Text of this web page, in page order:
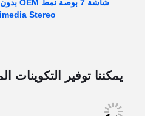
Stereo
يمكننا توفير التكوينات